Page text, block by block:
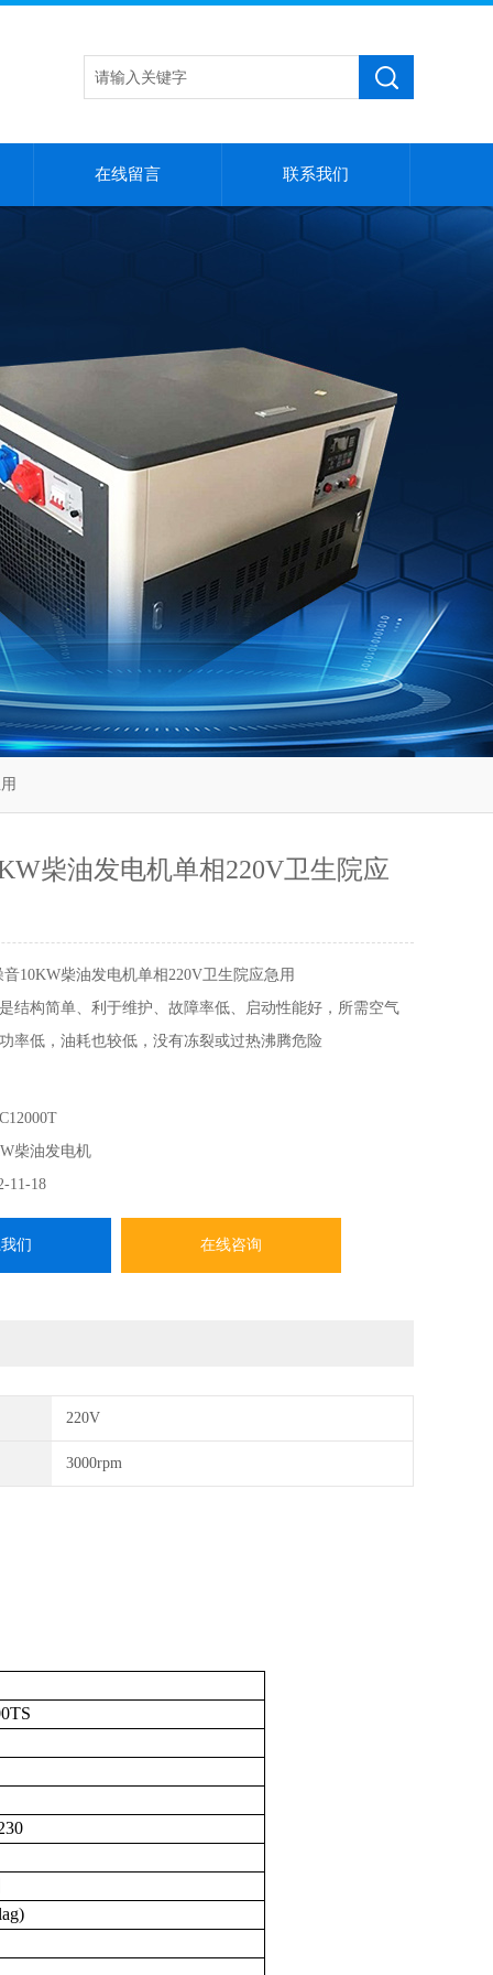
在线留言 联系我们
柴油发电机单相220V卫生院应
音10KW柴油发电机单相220V卫生院应急用
结构简单、利于维护、故障率低、启动性能好，所需空气
率低，油耗也较低，没有冻裂或过热沸腾危险
柴油发电机
11-18
们 在线咨询
220V
3000rpm